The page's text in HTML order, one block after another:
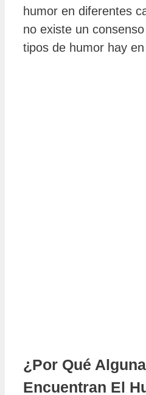
humor en diferentes
no existe un
tipos de humor hay
¿Por Qué
Encuentran El